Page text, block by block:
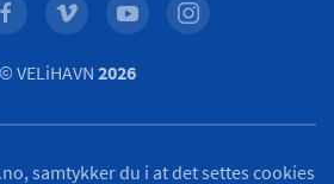
© VELiHAVN 2026
samtykker du i at det settes cookies